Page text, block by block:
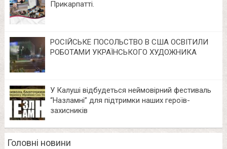
Прикарпатті.
РОСІЙСЬКЕ ПОСОЛЬСТВО В США ОСВІТИЛИ
РОБОТАМИ УКРАЇНСЬКОГО ХУДОЖНИКА
У Калуші відбудеться неймовірний фестиваль
“Назламні” для підтримки наших героїв-
захисників
Головні новини